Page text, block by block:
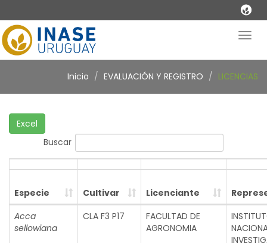
Inicio EVALUACIÓN Y REGISTRO LICENCIAS
Excel
Buscar
Especie Cultivar Licenciante
Acca
sellowiana
CLA F3 P17
FACULTAD DE
AGRONOMIA